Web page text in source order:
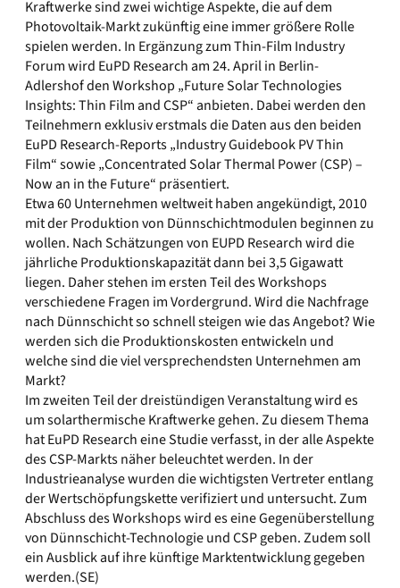
Kraftwerke sind zwei wichtige Aspekte, die auf dem
Photovoltaik-Markt zukünftig eine immer größere Rolle
spielen werden. In Ergänzung zum Thin-Film Industry
Forum wird EuPD Research am 24. April in Berlin-
Adlershof den Workshop „Future Solar Technologies
Insights: Thin Film and CSP“ anbieten. Dabei werden den
Teilnehmern exklusiv erstmals die Daten aus den beiden
EuPD Research-Reports „Industry Guidebook PV Thin
Film“ sowie „Concentrated Solar Thermal Power (CSP) –
Now an in the Future“ präsentiert.
Etwa 60 Unternehmen weltweit haben angekündigt, 2010
mit der Produktion von Dünnschichtmodulen beginnen zu
wollen. Nach Schätzungen von EUPD Research wird die
jährliche Produktionskapazität dann bei 3,5 Gigawatt
liegen. Daher stehen im ersten Teil des Workshops
verschiedene Fragen im Vordergrund. Wird die Nachfrage
nach Dünnschicht so schnell steigen wie das Angebot? Wie
werden sich die Produktionskosten entwickeln und
welche sind die viel versprechendsten Unternehmen am
Markt?
Im zweiten Teil der dreistündigen Veranstaltung wird es
um solarthermische Kraftwerke gehen. Zu diesem Thema
hat EuPD Research eine Studie verfasst, in der alle Aspekte
des CSP-Markts näher beleuchtet werden. In der
Industrieanalyse wurden die wichtigsten Vertreter entlang
der Wertschöpfungskette verifiziert und untersucht. Zum
Abschluss des Workshops wird es eine Gegenüberstellung
von Dünnschicht-Technologie und CSP geben. Zudem soll
ein Ausblick auf ihre künftige Marktentwicklung gegeben
werden.(SE)